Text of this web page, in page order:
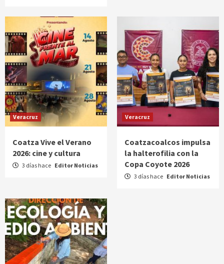
Veracruz
Coatza Vive el Verano
2026: cine y cultura
3 días hace Editor Noticias
Veracruz
Coatzacoalcos impulsa
la halterofilia con la
Copa Coyote 2026
3 días hace Editor Noticias